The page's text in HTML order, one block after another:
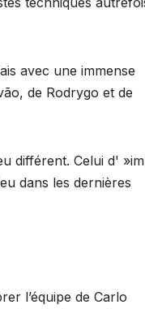
avec une immense
de Rodrygo et de
différent. Celui d'
dans les dernières
l’équipe de Carlo